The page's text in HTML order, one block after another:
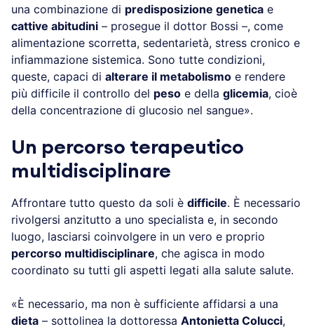
una combinazione di predisposizione genetica e
cattive abitudini – prosegue il dottor Bossi –, come
alimentazione scorretta, sedentarietà, stress cronico e
infiammazione sistemica. Sono tutte condizioni,
queste, capaci di alterare il metabolismo e rendere
più difficile il controllo del peso e della glicemia, cioè
della concentrazione di glucosio nel sangue».
Un percorso terapeutico
multidisciplinare
Affrontare tutto questo da soli è difficile. È necessario
rivolgersi anzitutto a uno specialista e, in secondo
luogo, lasciarsi coinvolgere in un vero e proprio
percorso multidisciplinare, che agisca in modo
coordinato su tutti gli aspetti legati alla salute salute.
«È necessario, ma non è sufficiente affidarsi a una
dieta – sottolinea la dottoressa Antonietta Colucci,